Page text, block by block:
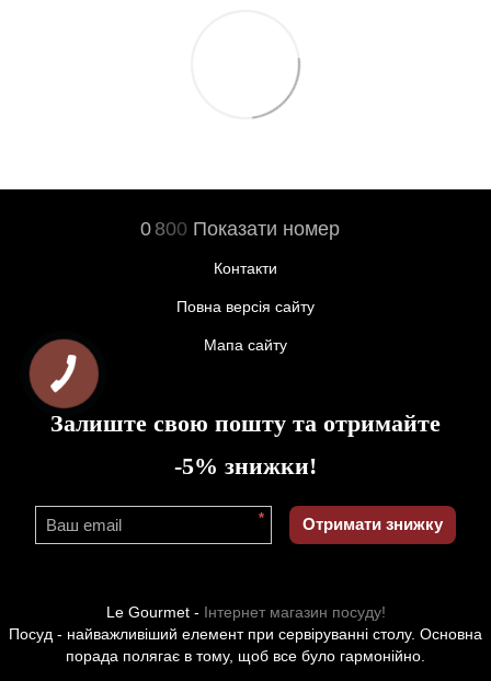
0 800 Показати номер
Контакти
Повна версія сайту
Мапа сайту
Залиште свою пошту та отримайте
-5% знижки!
* Отримати знижку
Le Gourmet - Інтернет магазин посуду!
Посуд - найважливіший елемент при сервіруванні столу. Основна
порада полягає в тому, щоб все було гармонійно.